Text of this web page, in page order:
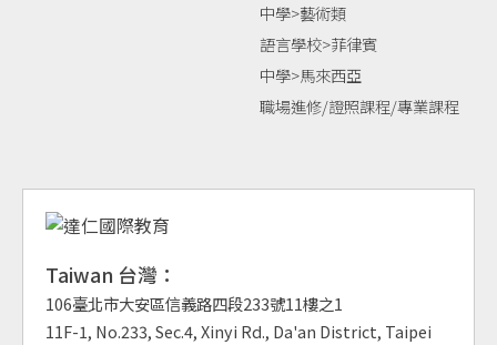
中學>藝術類
語言學校>菲律賓
中學>馬來西亞
職場進修/證照課程/專業課程
Taiwan 台灣：
106臺北市大安區信義路四段233號11樓之1
11F-1, No.233, Sec.4, Xinyi Rd., Da'an District, Taipei